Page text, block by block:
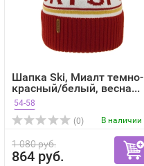
Шапка Ski, Миалт темно-
красный/белый, весна...
54-58
(0)
В наличии
1 080 руб.
864 руб.